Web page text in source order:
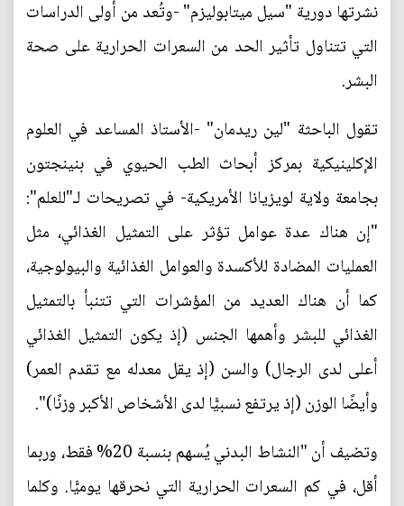
نشرتها دورية "سيل ميتابوليزم" -وتُعد من أولى الدراسات
التي تتناول تأثير الحد من السعرات الحرارية على صحة
البشر.
تقول الباحثة "لين ريدمان" -الأستاذ المساعد في العلوم
الإكلينيكية بمركز أبحاث الطب الحيوي في بنينجتون
بجامعة ولاية لويزيانا الأمريكية- في تصريحات لـ"للعلم":
"إن هناك عدة عوامل تؤثر على التمثيل الغذائي، مثل
العمليات المضادة للأكسدة والعوامل الغذائية والبيولوجية،
كما أن هناك العديد من المؤشرات التي تتنبأ بالتمثيل
الغذائي للبشر وأهمها الجنس (إذ يكون التمثيل الغذائي
أعلى لدى الرجال) والسن (إذ يقل معدله مع تقدم العمر)
وأيضًا الوزن (إذ يرتفع نسبيًّا لدى الأشخاص الأكبر وزنًا)".
وتضيف أن "النشاط البدني يُسهم بنسبة 20% فقط، وربما
أقل، في كم السعرات الحرارية التي نحرقها يوميًّا. وكلما